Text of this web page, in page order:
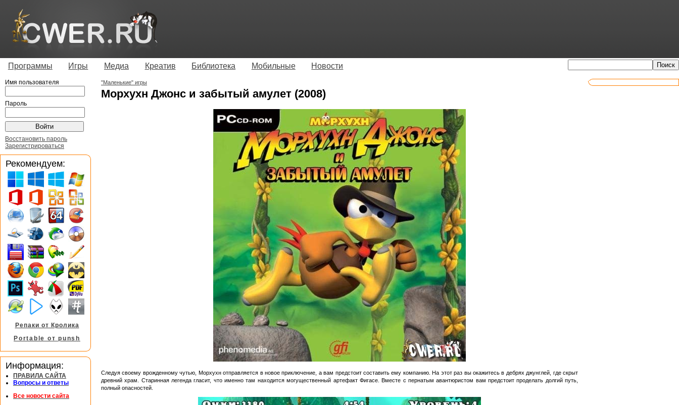
Программы Игры Медиа Креатив Библиотека Мобильные Новости
"Маленькие" игры
Морхухн Джонс и забытый амулет (2008)
Следуя своему врожденному чутью, Морхухн отправляется в новое приключение, а вам предстоит составить ему компанию. На этот раз вы окажитесь в дебрях джунглей, где скрыт
древний храм. Старинная легенда гласит, что именно там находится могущественный артефакт Фигасе. Вместе с пернатым авантюристом вам предстоит проделать долгий путь,
полный опасностей.
Имя пользователя
Пароль
Восстановить пароль
Зарегистрироваться
Рекомендуем:
Репаки от Кролика
Portable от punsh
Информация:
ПРАВИЛА САЙТА
Вопросы и ответы
Все новости сайта